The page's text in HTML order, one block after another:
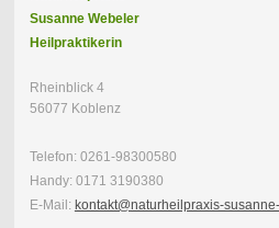
Susanne Webeler
Heilpraktikerin
Rheinblick 4
56077 Koblenz
Telefon: 0261-98300580
Handy: 0171 3190380
E-Mail: kontakt@naturheilpraxis-